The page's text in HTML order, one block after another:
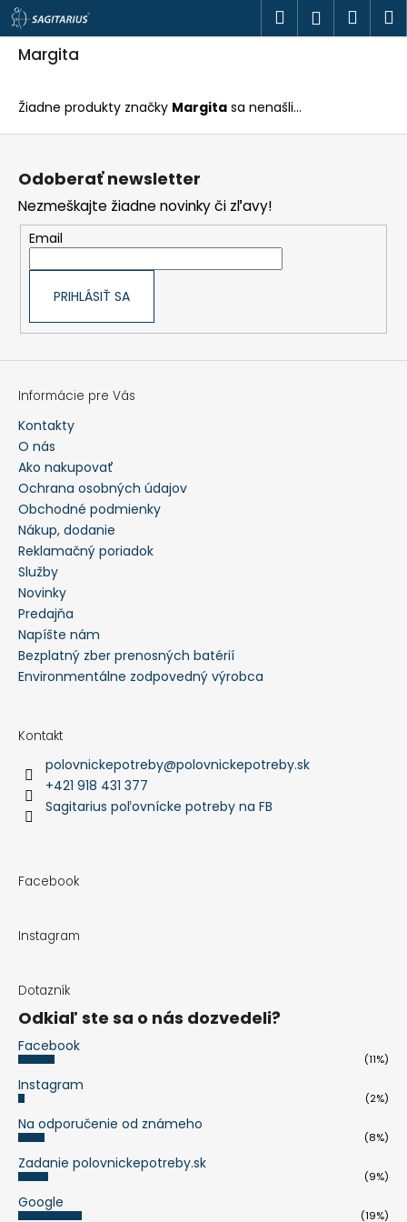
Prejsť
na
obsah
Hľadať
Margita
Žiadne produkty značky Margita sa nenašli...
š Späť
Späť
o
p
o
e
b
u
ť
O
d
p
o
r
ú
č
a
m
e
POLÁRNA
TEPLÁ
MARCO
PHVE014
€182,35
Z
Odoberať newsletter
Nezmeškajte žiadne novinky či zľavy!
Email
PRIHLÁSIŤ SA
Informácie pre Vás
Kontakty
O nás
Ako nakupovať
Ochrana osobných údajov
Obchodné podmienky
Nákup, dodanie
Reklamačný poriadok
Služby
Novinky
Predajňa
Napíšte nám
Bezplatný zber prenosných batérií
Environmentálne zodpovedný výrobca
Kontakt
polovnickepotreby@polovnickepotreby.sk
+421 918 431 377
Sagitarius poľovnícke potreby na FB
Facebook
Instagram
Dotazník
Odkiaľ ste sa o nás dozvedeli?
Facebook
(11%)
Instagram
(2%)
Na odporučenie od známeho
(8%)
Zadanie polovnickepotreby.sk
(9%)
Google
(19%)